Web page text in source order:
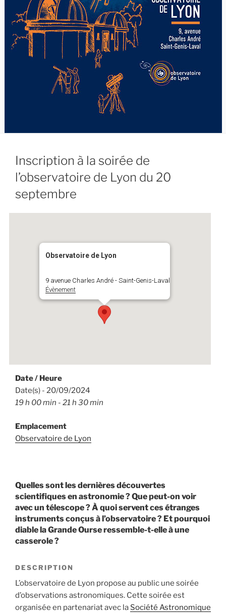
Inscription à la soirée de
l’observatoire de Lyon du 20
septembre
Observatoire de Lyon
9 avenue Charles André - Saint-Genis-Laval
Évènement
Date / Heure
Date(s) - 20/09/2024
19 h 00 min - 21 h 30 min
Emplacement
Observatoire de Lyon
Quelles sont les dernières découvertes
scientifiques en astronomie ? Que peut-on voir
avec un télescope ? À quoi servent ces étranges
instruments conçus à l’observatoire ? Et pourquoi
diable la Grande Ourse ressemble-t-elle à une
casserole ?
DESCRIPTION
L’observatoire de Lyon propose au public une soirée
d’observations astronomiques. Cette soirée est
organisée en partenariat avec la Société Astronomique